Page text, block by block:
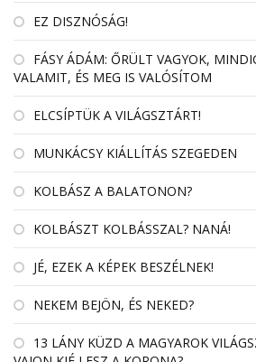
EZ DISZNÓSÁG!
FÁSY ÁDÁM: ŐRÜLT VAGYOK,
VALAMIT, ÉS MEG IS VALÓSÍTOM
ELCSÍPTÜK A VILÁGSZTÁRT!
MUNKÁCSY KIÁLLÍTÁS SZEGEDEN
KOLBÁSZ A BALATONON?
KOLBÁSZT KOLBÁSSZAL? NANÁ!
JÉ, EZEK A KÉPEK BESZÉLNEK!
NEKEM BEJÖN, ÉS NEKED?
13 LÁNY KÜZD A MAGYAROK